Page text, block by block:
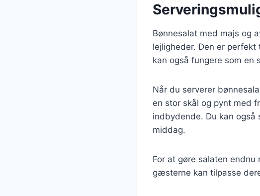
Bønnesalat med majs og
lejligheder. Den er
kan også fungere som en
Når du serverer
en stor skål og pynt med
indbydende. Du kan også
middag.
For at gøre salaten
gæsterne kan tilpasse